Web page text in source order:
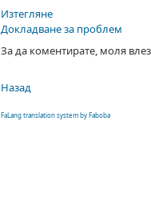
Изтегляне
Докладване за проблем
За да коментирате, моля
Назад
FaLang translation system by Faboba